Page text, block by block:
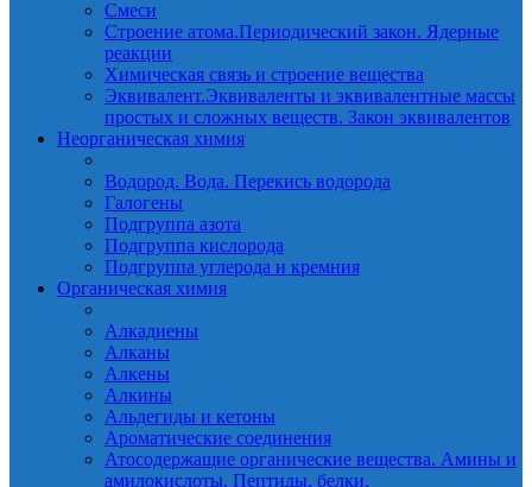
Смеси
Строение атома.Периодический закон. Ядерные
реакции
Химическая связь и строение вещества
Эквивалент.Эквиваленты и эквивалентные массы
простых и сложных веществ. Закон эквивалентов
Неорганическая химия
Водород. Вода. Перекись водорода
Галогены
Подгруппа азота
Подгруппа кислорода
Подгруппа углерода и кремния
Органическая химия
Алкадиены
Алканы
Алкены
Алкины
Альдегиды и кетоны
Ароматические соединения
Атосодержащие органические вещества. Амины и
амилокислоты. Пептиды. белки.